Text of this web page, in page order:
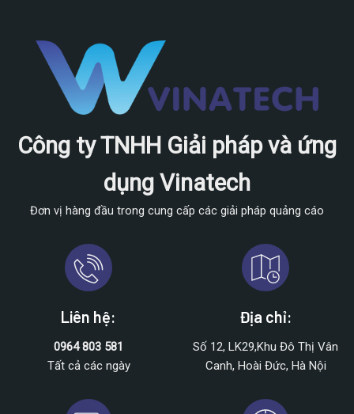
Công ty TNHH Giải pháp và ứng
dụng Vinatech
Đơn vị hàng đầu trong cung cấp các giải pháp quảng cáo
Liên hệ:
0964 803 581
Tất cả các ngày
Địa chỉ:
Số 12, LK29,Khu Đô Thị Vân
Canh, Hoài Đức, Hà Nội